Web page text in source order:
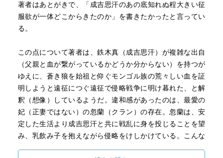
著者はあとがきで、「成吉思汗のあの底知れぬ程大きい征
服欲が一体どこからきたのか」を書きたかったと言ってい
る。
この点について著者は、鉄木真（成吉思汗）が複雑な出自
（父親と血が繋がっているかどうか分からない）を持つが
ゆえに、蒼き狼を始祖と仰ぐモンゴル族の荒々しい血を証
明しようと遠征につぐ遠征で侵略戦争に明け暮れた、と解
釈（想像）しているようだ。違和感があったのは、最愛の
妃（正妻ではない）の忽蘭（クラン）の存在。忽蘭は、安
定した生活より成吉思汗と共に戦乱に身を投じることを望
み、乳飲み子を抱えながら侵略をけしかけている。こんな